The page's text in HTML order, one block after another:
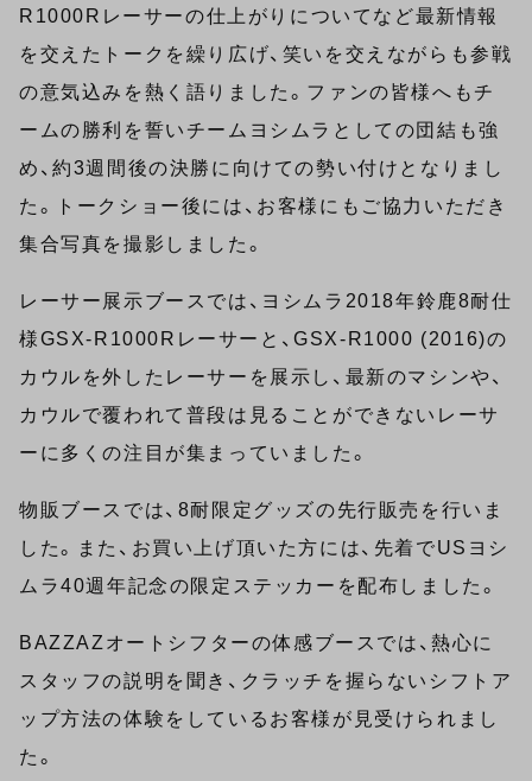
R1000Rレーサーの仕上がりについてなど最新情報
を交えたトークを繰り広げ、笑いを交えながらも参戦
の意気込みを熱く語りました。ファンの皆様へもチ
ームの勝利を誓いチームヨシムラとしての団結も強
め、約3週間後の決勝に向けての勢い付けとなりまし
た。トークショー後には、お客様にもご協力いただき
集合写真を撮影しました。
レーサー展示ブースでは、ヨシムラ2018年鈴鹿8耐仕
様GSX-R1000Rレーサーと、GSX-R1000 (2016)の
カウルを外したレーサーを展示し、最新のマシンや、
カウルで覆われて普段は見ることができないレーサ
ーに多くの注目が集まっていました。
物販ブースでは、8耐限定グッズの先行販売を行いま
した。また、お買い上げ頂いた方には、先着でUSヨシ
ムラ40週年記念の限定ステッカーを配布しました。
BAZZAZオートシフターの体感ブースでは、熱心に
スタッフの説明を聞き、クラッチを握らないシフトア
ップ方法の体験をしているお客様が見受けられまし
た。